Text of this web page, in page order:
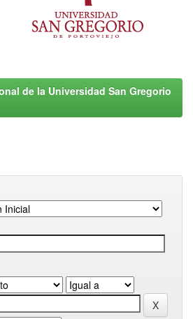
de la Universidad San Gregorio